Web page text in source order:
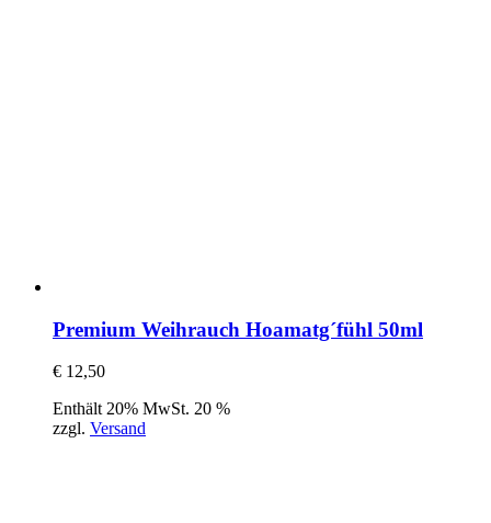
Premium Weihrauch Hoamatg´fühl 50ml
€ 12,50
Enthält 20% MwSt. 20 %
zzgl. Versand